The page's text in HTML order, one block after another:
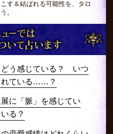
す＆結ばれる可能性を、タロ
。
どう感じている？ いつ
れている……？
に「脈」を感じてい
る？